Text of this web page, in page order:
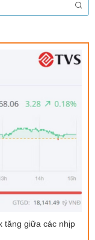
tăng giữa các nhịp